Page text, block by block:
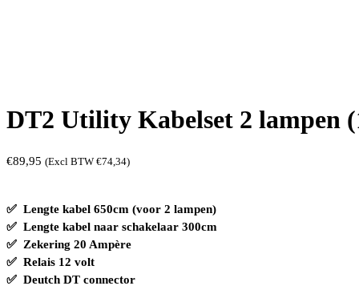
DT2 Utility Kabelset 2 lampen
€89,95 (Excl BTW €74,34)
✅ Lengte kabel 650cm (voor 2 lampen)
✅ Lengte kabel naar schakelaar 300cm
✅ Zekering 20 Ampère
✅ Relais 12 volt
✅ Deutch DT connector